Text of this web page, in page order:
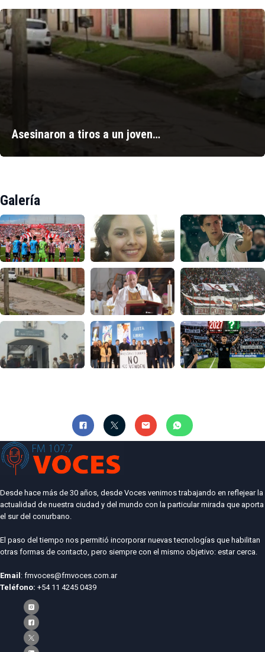
Asesinaron a tiros a un joven…
Galería
Desde hace más de 30 años, desde Voces venimos trabajando en reflejear la
actualidad de nuestra ciudad y del mundo con la particular mirada que aporta
el sur del conurbano.
El paso del tiempo nos permitió incorporar nuevas tecnologías que habilitan
otras formas de contacto, pero siempre con el mismo objetivo: estar cerca.
Email : fmvoces@fmvoces.com.ar
Teléfono: +54 11 4245 0439